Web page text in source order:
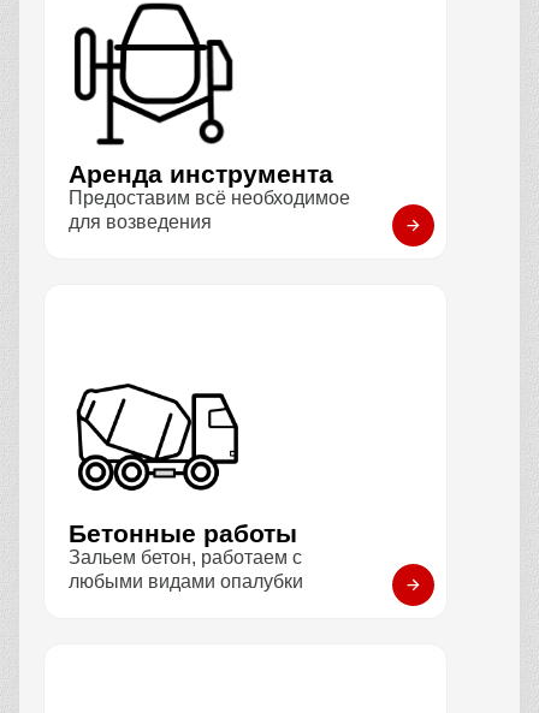
Аренда инструмента
Предоставим всё необходимое
для возведения
Бетонные работы
Зальем бетон, работаем с
любыми видами опалубки